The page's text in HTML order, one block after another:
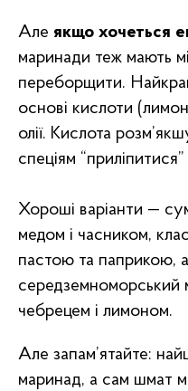
Але якщо хочеться
маринади теж мають
переборщити.
основі кислоти
олії. Кислота
спеціям
Хороші варіанти —
медом і часником,
пастою та паприкою,
середземноморський
чебрецем і лимоном.
Але запам’ятайте:
маринад, а сам шмат